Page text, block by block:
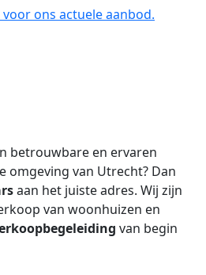
ons actuele aanbod.
betrouwbare en ervaren
omgeving van Utrecht? Dan
aan het juiste adres. Wij zijn
van woonhuizen en
van begin